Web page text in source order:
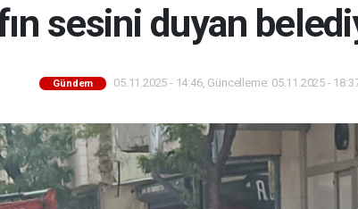
sesini duyan
Gündem 05.11.2025 - 14:46, Güncelleme: 05.11.2025 -